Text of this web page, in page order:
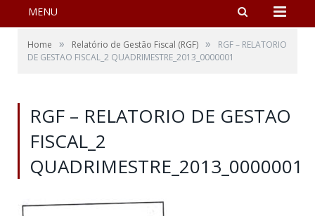
MENU
Home » Relatório de Gestão Fiscal (RGF) »
RGF – RELATORIO
DE GESTAO FISCAL_2 QUADRIMESTRE_2013_0000001
RGF – RELATORIO DE GESTAO
FISCAL_2
QUADRIMESTRE_2013_0000001